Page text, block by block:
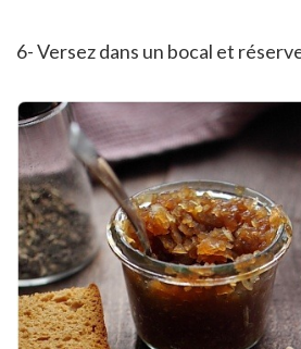
6- Versez dans un bocal et